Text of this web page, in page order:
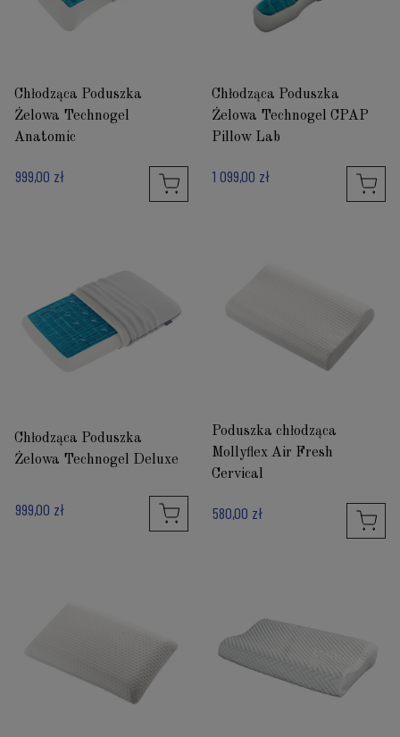
Chłodząca Poduszka
Żelowa Technogel
Anatomic
999,00 zł
Chłodząca Poduszka
Żelowa Technogel CPAP
Pillow Lab
1 099,00 zł
Chłodząca Poduszka
Żelowa Technogel Deluxe
999,00 zł
Poduszka chłodząca
Mollyflex Air Fresh
Cervical
580,00 zł